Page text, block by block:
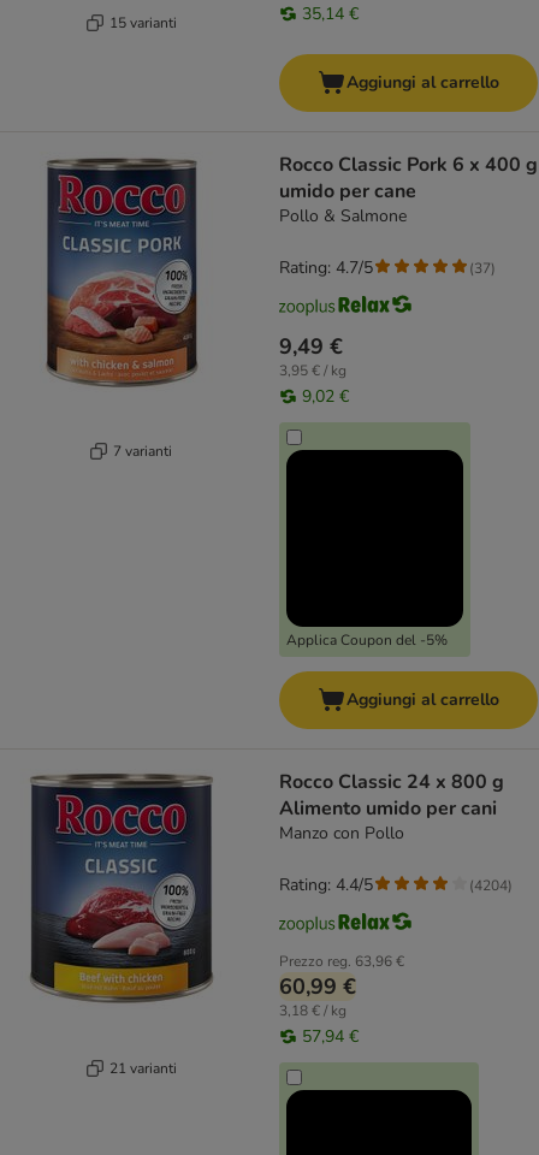
15 varianti 35,14 €
Aggiungi al carrello
7 varianti
Rocco Classic Pork 6 x 400 g
umido per cane
Pollo & Salmone
9,49 €
3,95 € / kg
9,02 €
Applica Coupon del -5%
Rating: 4.7/5 (37)
Aggiungi al carrello
21 varianti
Rocco Classic 24 x 800 g
Alimento umido per cani
Manzo con Pollo
Prezzo reg. 63,96 €
60,99 €
3,18 € / kg
57,94 €
Rating: 4.4/5 (4204)